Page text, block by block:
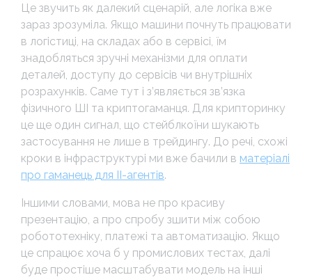
Це звучить як далекий сценарій, але логіка вже
зараз зрозуміла. Якщо машини почнуть працювати
в логістиці, на складах або в сервісі, їм
знадобляться зручні механізми для оплати
деталей, доступу до сервісів чи внутрішніх
розрахунків. Саме тут і з’являється зв’язка
фізичного ШІ та криптогаманця. Для крипторинку
це ще один сигнал, що стейблкоїни шукають
застосування не лише в трейдингу. До речі, схожі
кроки в інфраструктурі ми вже бачили в матеріалі
про гаманець для ІІ-агентів.
Іншими словами, мова не про красиву
презентацію, а про спробу зшити між собою
робототехніку, платежі та автоматизацію. Якщо
це спрацює хоча б у промислових тестах, далі
буде простіше масштабувати модель на інші